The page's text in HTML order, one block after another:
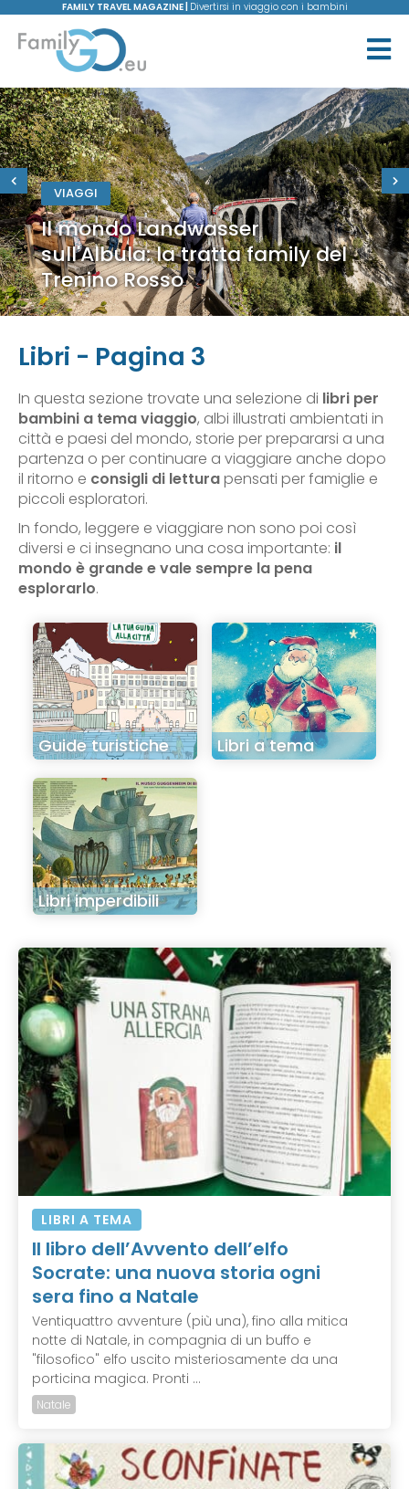
FAMILY TRAVEL MAGAZINE | Divertirsi in viaggio con i bambini
VIAGGI
Il mondo Landwasser
sull'Albula: la tratta family del
Trenino Rosso
Libri - Pagina 3
In questa sezione trovate una selezione di libri per
bambini a tema viaggio, albi illustrati ambientati in
città e paesi del mondo, storie per prepararsi a una
partenza o per continuare a viaggiare anche dopo
il ritorno e consigli di letturapensati per famiglie e
piccoli esploratori.
In fondo, leggere e viaggiare non sono poi così
diversi e ci insegnano una cosa importante: il
mondo è grande e vale sempre la pena
esplorarlo.
Guide turistiche Libri a tema
Libri imperdibili
LIBRI A TEMA
Il libro dell’Avvento dell’elfo
Socrate: una nuova storia ogni
sera fino a Natale
Ventiquattro avventure (più una), fino alla mitica
notte di Natale, in compagnia di un buffo e
"filosofico" elfo uscito misteriosamente da una
porticina magica. Pronti ...
Natale